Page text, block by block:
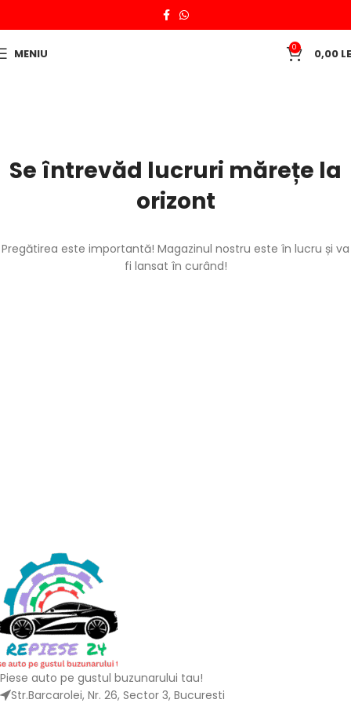
MENIU 0 0,00
Se întrevăd lucruri mărețe la
orizont
Pregătirea este importantă! Magazinul nostru este în lucru și va
fi lansat în curând!
Piese auto pe gustul buzunarului tau!
Str.Barcarolei, Nr. 26, Sector 3, Bucuresti